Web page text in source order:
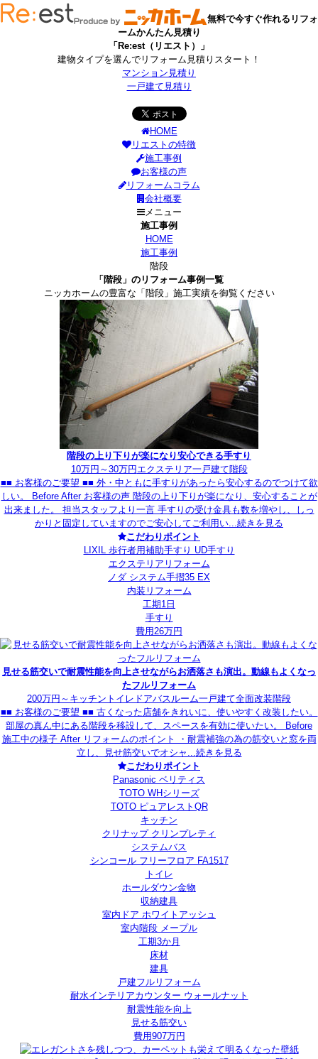
無料で今すぐ作れるリフォ
ームかんたん見積り
「Re:est（リエスト）」
建物タイプを選んでリフォーム見積りスタート！
マンション見積り
一戸建て見積り
HOME
リエストの特徴
施工事例
お客様の声
リフォームコラム
会社概要
メニュー
施工事例
HOME
施工事例
階段
「階段」のリフォーム事例一覧
ニッカホームの豊富な「階段」施工実績を御覧ください
階段の上り下りが楽になり安心できる手すり
10万円～30万円 エクステリア一戸建て階段
■■ お客様のご要望 ■■ 外・中ともに手すりがあったら安心するのでつけて欲
しい。 Before After お客様の声 階段の上り下りが楽になり、安心することが
出来ました。 担当スタッフより一言 手すりの受け金具も数を増やし、しっ
かりと固定していますのでご安心してご利用い...続きを見る
こだわりポイント
LIXIL 歩行者用補助手すり UD手すり
エクステリアリフォーム
ノダ システム手摺35 EX
内装リフォーム
工期1日
手すり
費用26万円
見せる筋交いで耐震性能を向上させながらお洒落さも演出。動線もよくなっ
たフルリフォーム
200万円～ キッチン トイレ ドアバスルーム一戸建て全面改装階段
■■ お客様のご要望 ■■ 古くなった店舗をきれいに、使いやすく改装したい。
部屋の真ん中にある階段を移設して、スペースを有効に使いたい。 Before
施工中の様子 After リフォームのポイント ・耐震補強の為の筋交いと窓を両
立し、見せ筋交いでオシャ...続きを見る
こだわりポイント
Panasonic ベリティス
TOTO WHシリーズ
TOTO ピュアレストQR
キッチン
クリナップ クリンプレティ
システムバス
シンコール フリーフロア FA1517
トイレ
ホールダウン金物
収納建具
室内ドア ホワイトアッシュ
室内階段 メープル
工期3か月
床材
建具
戸建フルリフォーム
耐水インテリアカウンター ウォールナット
耐震性能を向上
見せる筋交い
費用907万円